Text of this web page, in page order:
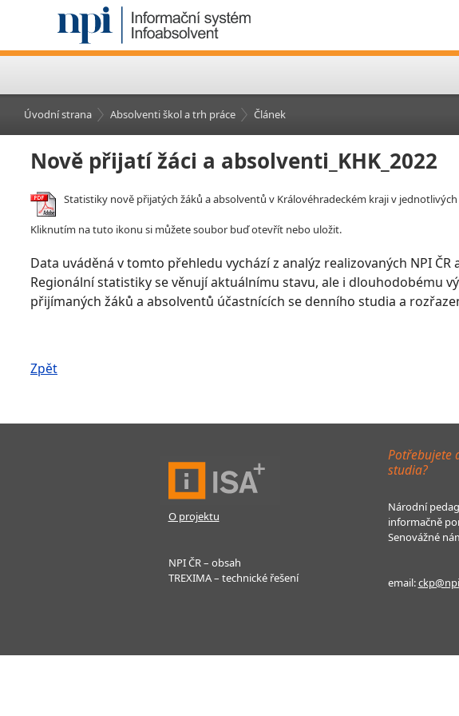
Úvodní strana Absolventi škol a trh práce Článek
Nově přijatí žáci a absolventi_KHK_2022
Statistiky nově přijatých žáků a absolventů v Královéhradeckém kraji v
Kliknutím na tuto ikonu si můžete soubor buď otevřít nebo uložit.
Data uváděná v tomto přehledu vychází z analýz realizovaných NPI
Regionální statistiky se věnují aktuálnímu stavu, ale i dlouhodobému
přijímaných žáků a absolventů účastnících se denního studia a
Zpět
O projektu
NPI ČR – obsah
TREXIMA – technické řešení
Potřebujete
studia?
Národní
informačně
Senovážné
email: